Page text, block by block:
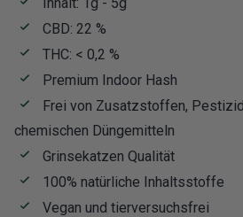
CBD: 22 %
THC: < 0,2 %
Premium Indoor Hash
Frei von Zusatzstoffen,
chemischen Düngemitteln
Grinsekatzen Qualität
100% natürliche Inhaltsstoffe
Vegan und tierversuchsfrei